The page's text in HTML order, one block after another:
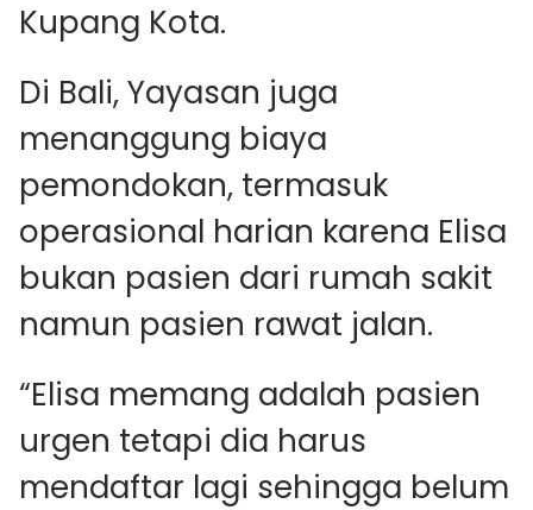
Kupang Kota.
Di Bali, Yayasan juga
menanggung biaya
pemondokan, termasuk
operasional harian karena Elisa
bukan pasien dari rumah sakit
namun pasien rawat jalan.
“Elisa memang adalah pasien
urgen tetapi dia harus
mendaftar lagi sehingga belum